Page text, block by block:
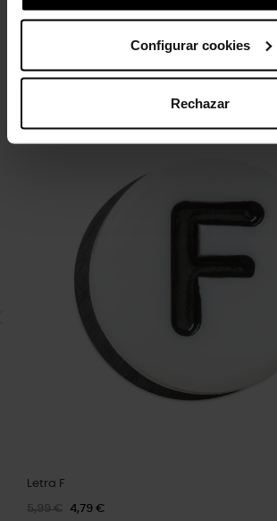
Configurar cookies
Rechazar
4 outros produtos na mesma
Letra F
5,99 € 4,79 €